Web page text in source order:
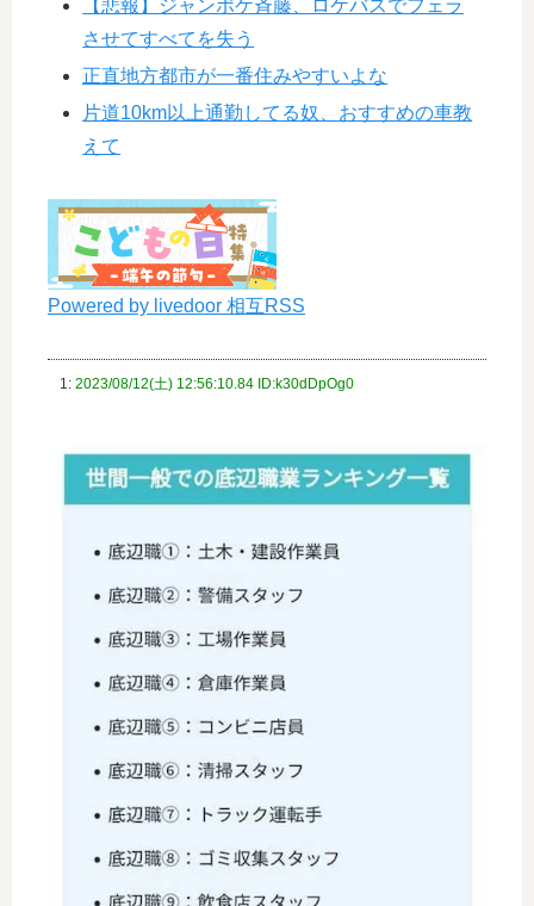
【悲報】ジャンポケ斉藤、ロケバスでフェラ
させてすべてを失う
正直地方都市が一番住みやすいよな
片道10km以上通勤してる奴、おすすめの車教
えて
Powered by livedoor 相互RSS
1: 2023/08/12(土) 12:56:10.84 ID:k30dDpOg0